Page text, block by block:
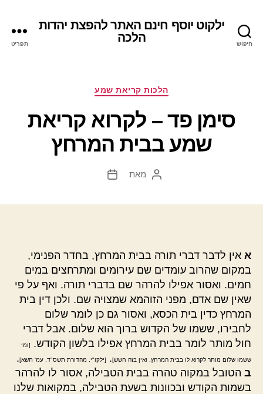
חיפוש
ילקוט יוסף חינם האתר להפצת יהדות
הלכה
תפריט
קטגוריות
הלכות קריאת שמע
סימן פד – לקרוא קריאת
שמע בבית המרחץ
המחבר
מאת
תאריך
א אין לדבר דברי תורה בבית המרחץ, בחדר הפנימי,
במקום שהרוב עומדים שם עירומים ומתרחצים במים
חמים. ואסור אפילו להרהר שם בדברי תורה. ואף על פי
שאין שם אדם, מפני הזוהמא שמצויה שם. ולכן דין בית
המרחץ כדין בית הכסא, ואסור גם כן לומר שלום
לחבירו, ששמו של הקדוש ברוך הוא שלום. אבל דברי
חול מותר לומר בבית המרחץ אפילו בלשון הקודש.
[ומי
ששמו שלום מותר לקרוא לו בבית המרחץ, ואין בזה חשש]. [ילקו"י, מהדורת תשס"ד, עמ' תשא].
ב הטובל במקוה טהרה בבית הטבילה, אסור לו להרהר
בשמות הקודש ובכוונות בשעת הטבילה, במקואות שלנו